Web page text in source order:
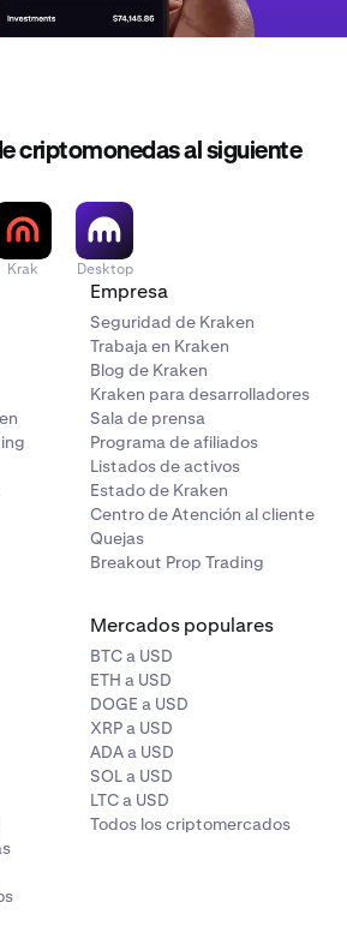
criptomonedas al siguiente
Krak Desktop
Empresa
Seguridad de Kraken
Trabaja en Kraken
Blog de Kraken
Kraken para desarrolladores
Sala de prensa
Programa de afiliados
Listados de activos
Estado de Kraken
Centro de Atención al cliente
Quejas
Breakout Prop Trading
Mercados populares
BTC a USD
ETH a USD
DOGE a USD
XRP a USD
ADA a USD
SOL a USD
LTC a USD
Todos los criptomercados